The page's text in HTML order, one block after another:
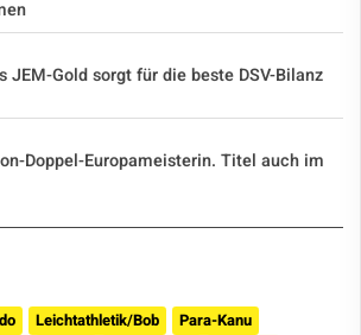
JEM-Gold sorgt für die beste DSV-Bilanz
Doppel-Europameisterin. Titel auch im
Leichtathletik/Bob
Para-Kanu